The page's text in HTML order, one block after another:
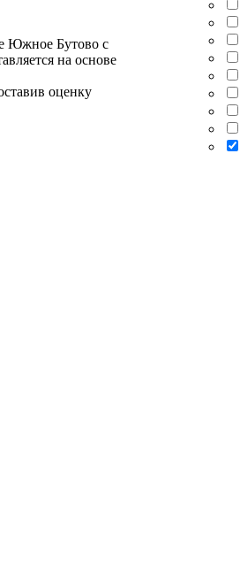
Южное Бутово с
на основе
оценку